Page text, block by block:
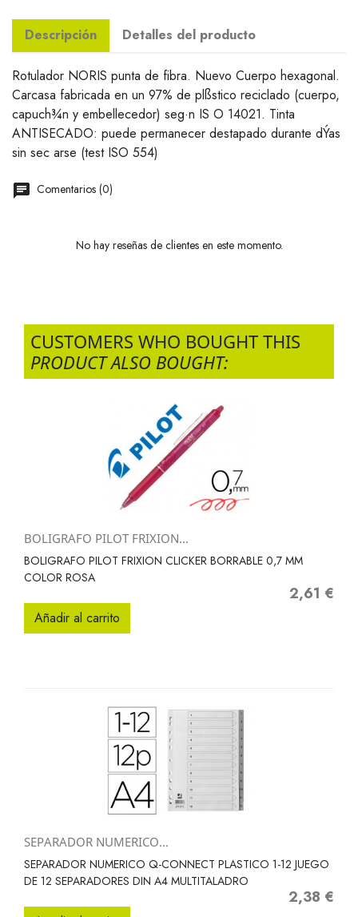
Descripción Detalles del producto
Rotulador NORIS punta de fibra. Nuevo Cuerpo hexagonal.
Carcasa fabricada en un 97% de plßstico reciclado (cuerpo,
capuch¾n y embellecedor) seg·n IS O 14021. Tinta
ANTISECADO: puede permanecer destapado durante dÝas
sin sec arse (test ISO 554)
Comentarios (0)
No hay reseñas de clientes en este momento.
CUSTOMERS WHO BOUGHT THIS
PRODUCT ALSO BOUGHT:
BOLIGRAFO PILOT FRIXION...
BOLIGRAFO PILOT FRIXION CLICKER BORRABLE 0,7 MM
COLOR ROSA
Precio
2,61 €
Añadir al carrito
SEPARADOR NUMERICO...
SEPARADOR NUMERICO Q-CONNECT PLASTICO 1-12 JUEGO
DE 12 SEPARADORES DIN A4 MULTITALADRO
Precio
2,38 €